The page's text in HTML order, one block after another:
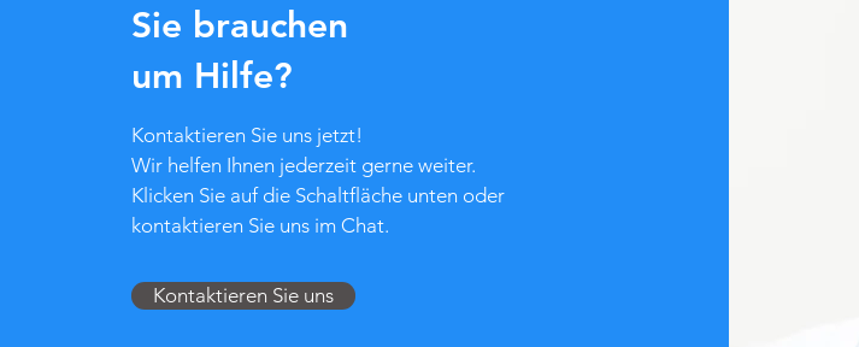
Sie brauchen
um Hilfe?
Kontaktieren Sie uns jetzt!
Wir helfen Ihnen jederzeit gerne weiter.
Klicken Sie auf die Schaltfläche unten oder
kontaktieren Sie uns im Chat.
Kontaktieren Sie uns